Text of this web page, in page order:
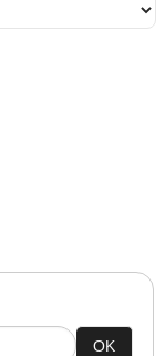
OK